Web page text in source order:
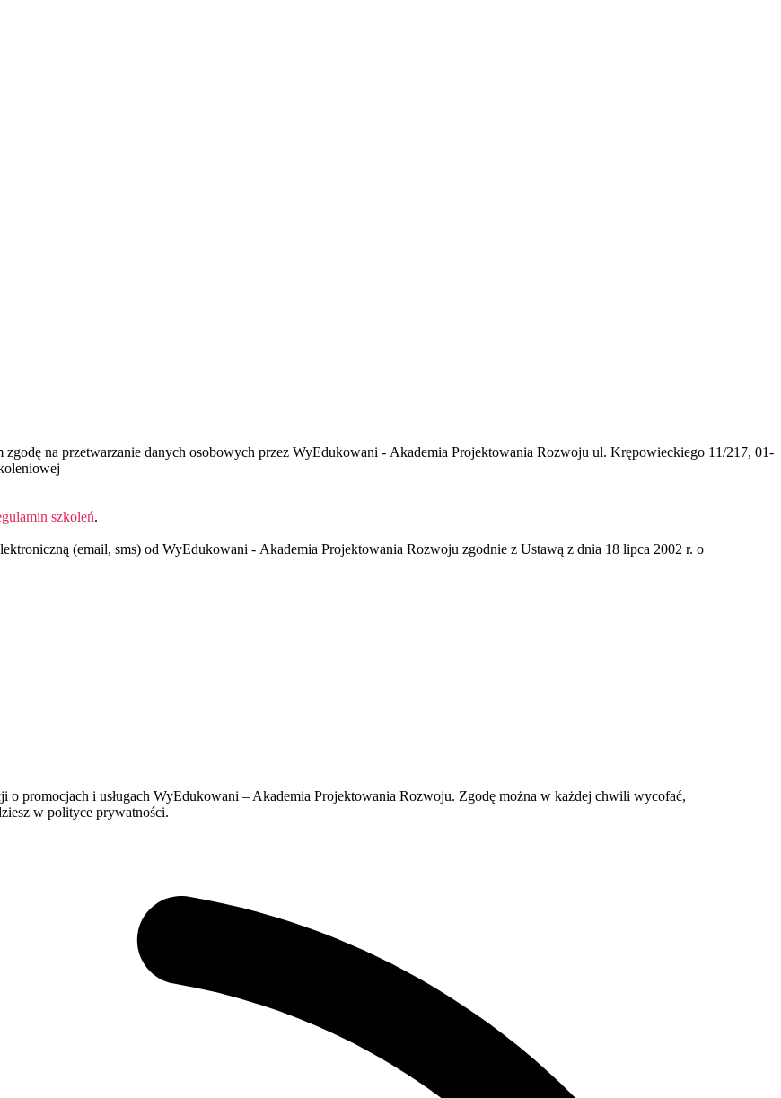
na przetwarzanie danych osobowych przez WyEdukowani - Akademia Projektowania Rozwoju ul. Krępowieckiego 11/217, 01-
szkoleń.
(email, sms) od WyEdukowani - Akademia Projektowania Rozwoju zgodnie z Ustawą z dnia 18 lipca 2002 r. o
o promocjach i usługach WyEdukowani – Akademia Projektowania Rozwoju. Zgodę można w każdej chwili wycofać,
w polityce prywatności.